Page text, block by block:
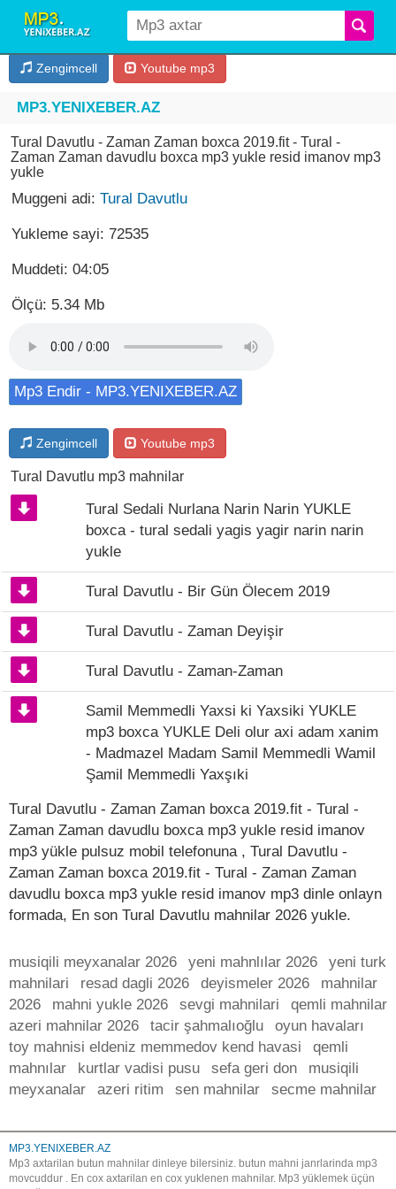
Zengimcell Youtube mp3
MP3.YENIXEBER.AZ
Tural Davutlu - Zaman Zaman boxca 2019.fit - Tural -
Zaman Zaman davudlu boxca mp3 yukle resid imanov mp3
yukle
Muggeni adi: Tural Davutlu
Yukleme sayi: 72535
Muddeti: 04:05
Ölçü: 5.34 Mb
Mp3 Endir - MP3.YENIXEBER.AZ
Zengimcell Youtube mp3
Tural Davutlu mp3 mahnilar
Tural Sedali Nurlana Narin Narin YUKLE
boxca - tural sedali yagis yagir narin narin
yukle
Tural Davutlu - Bir Gün Ölecem 2019
Tural Davutlu - Zaman Deyişir
Tural Davutlu - Zaman-Zaman
Samil Memmedli Yaxsi ki Yaxsiki YUKLE
mp3 boxca YUKLE Deli olur axi adam xanim
- Madmazel Madam Samil Memmedli Wamil
Şamil Memmedli Yaxşıki
Tural Davutlu - Zaman Zaman boxca 2019.fit - Tural -
Zaman Zaman davudlu boxca mp3 yukle resid imanov
mp3 yükle pulsuz mobil telefonuna , Tural Davutlu -
Zaman Zaman boxca 2019.fit - Tural - Zaman Zaman
davudlu boxca mp3 yukle resid imanov mp3 dinle onlayn
formada, En son Tural Davutlu mahnilar 2026 yukle.
musiqili meyxanalar 2026 yeni mahnlılar 2026
yeni turk
mahnilari
resad dagli 2026 deyismeler 2026
mahnilar
2026
mahni yukle 2026 sevgi mahnilari
qemli mahnilar
azeri mahnilar 2026
tacir şahmalıoğlu
oyun havaları
toy mahnisi eldeniz memmedov kend havasi
qemli
mahnılar
kurtlar vadisi pusu sefa geri don
musiqili
meyxanalar
azeri ritim sen mahnilar secme mahnilar
MP3.YENIXEBER.AZ
Mp3 axtarilan butun mahnilar dinleye bilersiniz. butun mahni janrlarinda mp3
movcuddur . En cox axtarilan en cox yuklenen mahnilar. Mp3 yüklemek üçün